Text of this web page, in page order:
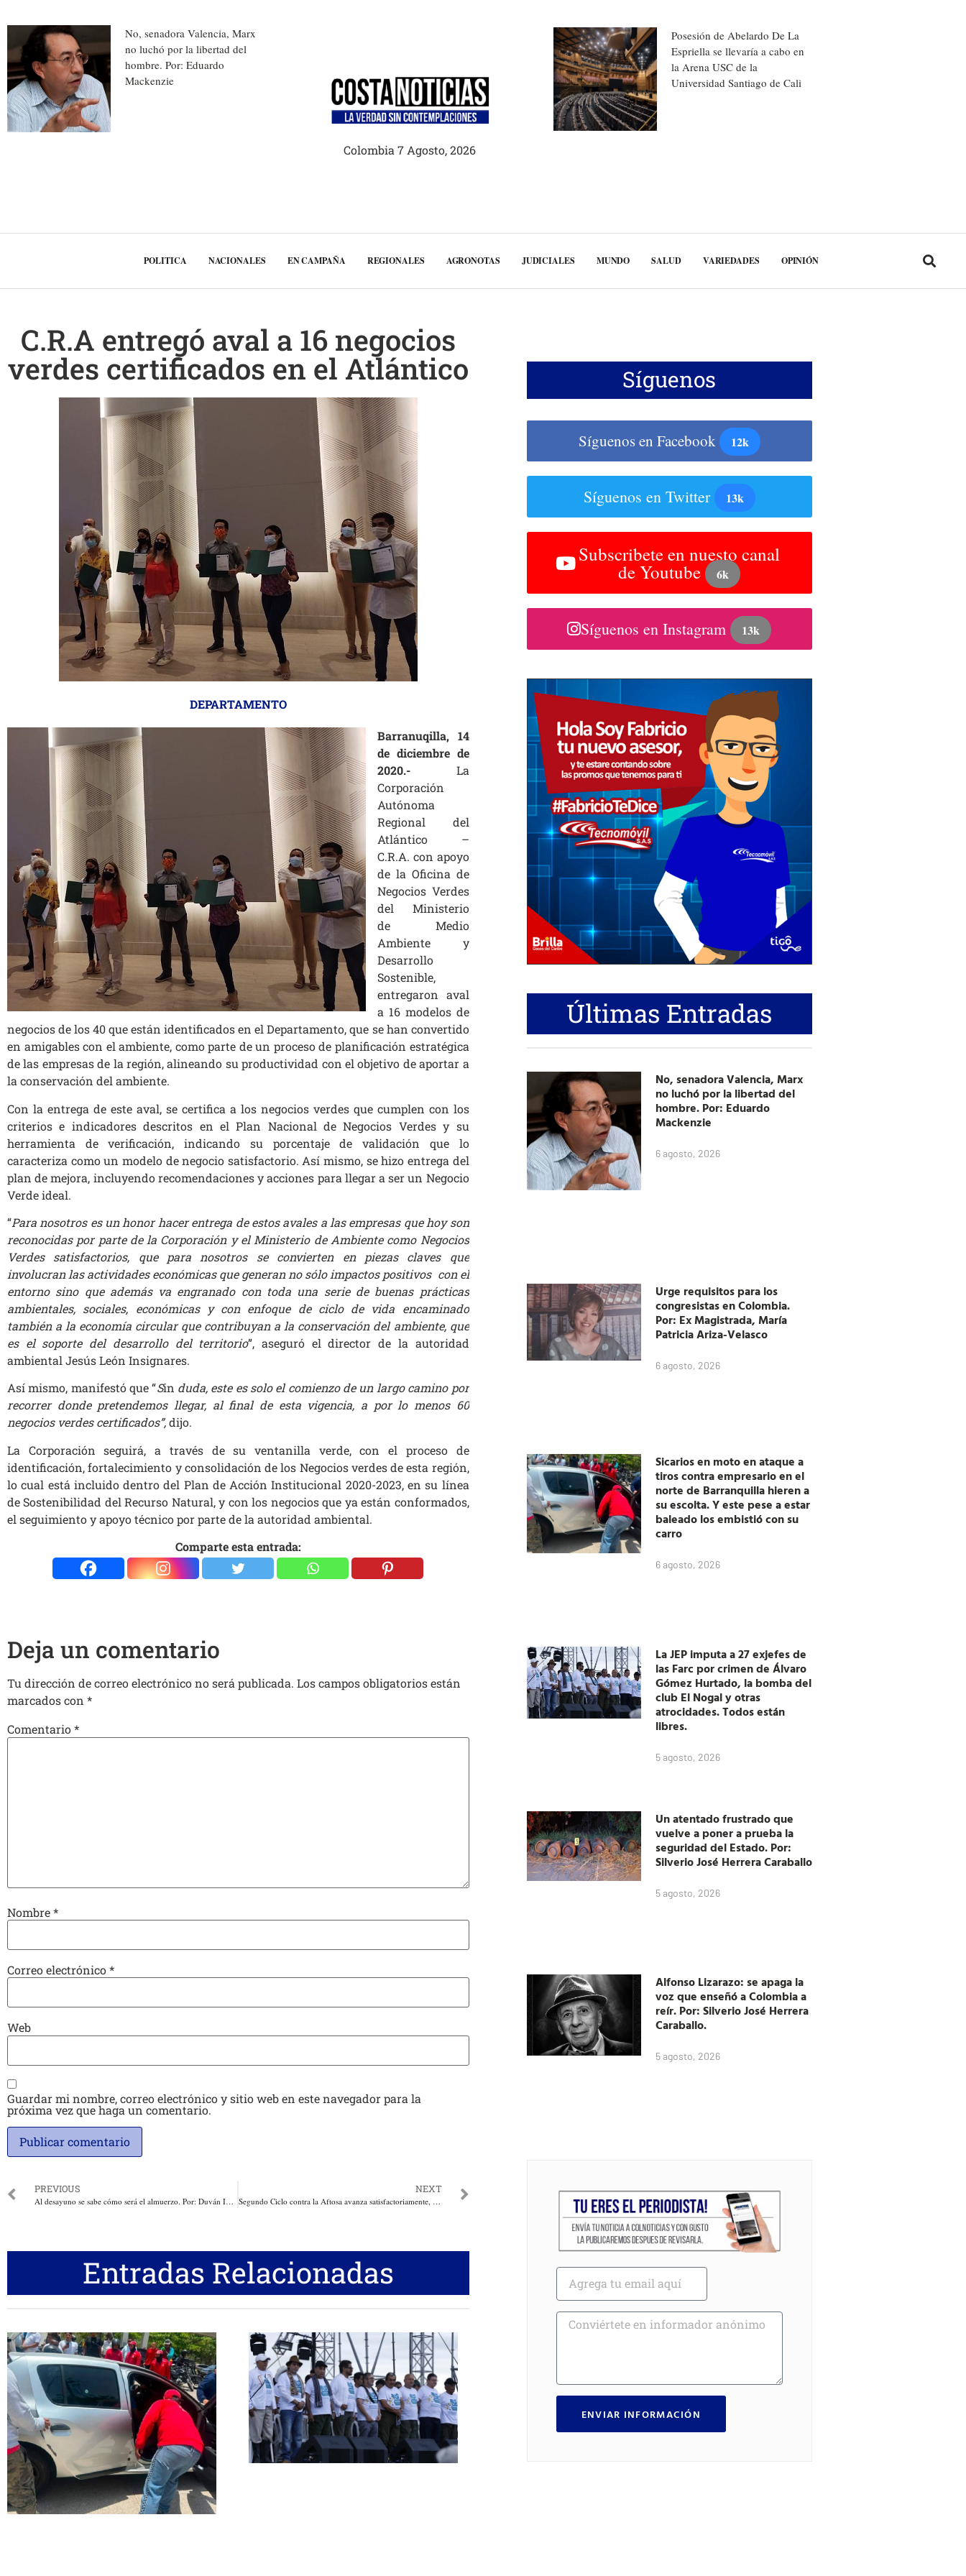
No, senadora Valencia, Marx
no luchó por la libertad del
hombre. Por: Eduardo
Mackenzie
Colombia 7 Agosto, 2026
Posesión de Abelardo De La
Espriella se llevaría a cabo en
la Arena USC de la
Universidad Santiago de Cali
POLITICA NACIONALES EN CAMPAÑA REGIONALES AGRONOTAS JUDICIALES MUNDO SALUD VARIEDADES OPINIÓN
C.R.A entregó aval a 16 negocios
verdes certificados en el Atlántico
DEPARTAMENTO
Barranuqilla, 14
de diciembre de
2020.- La
Corporación
Autónoma
Regional del
Atlántico –
C.R.A. con apoyo
de la Oficina de
Negocios Verdes
del Ministerio
de Medio
Ambiente y
Desarrollo
Sostenible,
entregaron aval
a 16 modelos de
negocios de los 40 que están identificados en el Departamento,que se han convertido
en amigables con el ambiente, como parte de un proceso de planificación estratégica
de las empresas de la región, alineando su productividad con el objetivo de aportar a
la conservación del ambiente.
Con la entrega de este aval, se certifica a los negocios verdes que cumplen con los
criterios e indicadores descritos en el Plan Nacional de Negocios Verdes y su
herramienta de verificación, indicando su porcentaje de validación que lo
caracteriza como un modelo de negocio satisfactorio. Así mismo, se hizo entrega del
plan de mejora, incluyendo recomendaciones y acciones para llegar a ser un Negocio
Verde ideal.
“Para nosotros es un honor hacer entrega de estos avales a las empresas que hoy son
reconocidas por parte de la Corporación y el Ministerio de Ambiente como Negocios
Verdes satisfactorios, que para nosotros se convierten en piezas claves que
involucran las actividades económicas que generan no sólo impactos positivos con el
entorno sino que además va engranado con toda una serie de buenas prácticas
ambientales, sociales, económicas y con enfoque de ciclo de vida encaminado
también a la economía circular que contribuyan a la conservación del ambiente, que
es el soporte del desarrollo del territorio”, aseguró el director de la autoridad
ambiental Jesús León Insignares.
Así mismo, manifestó que “Sin duda, este es solo el comienzo de un largo camino por
recorrer donde pretendemos llegar, al final de esta vigencia, a por lo menos 60
negocios verdes certificados”,dijo.
La Corporación seguirá, a través de su ventanilla verde, con el proceso de
identificación, fortalecimiento y consolidación de los Negocios verdes de esta región,
lo cual está incluido dentro del Plan de Acción Institucional 2020-2023, en su línea
de Sostenibilidad del Recurso Natural, y con los negocios que ya están conformados,
el seguimiento y apoyo técnico por parte de la autoridad ambiental.
Comparte esta entrada:
Deja un comentario
Tu dirección de correo electrónico no será publicada. Los campos obligatorios están
marcados con *
Comentario*
Nombre*
Correo electrónico*
Web
Guardar mi nombre, correo electrónico y sitio web en este navegador para la
próxima vez que haga un comentario.
PREVIOUS
Al desayuno se sabe cómo será el almuerzo. Por: Duván Idárraga
NEXT
Segundo Ciclo contra la Aftosa avanza satisfactoriamente, ya se han vacunado 14,4 millones de bovinos
Entradas Relacionadas
Síguenos
Síguenos en Facebook 12k
Síguenos en Twitter 13k
Subscribete en nuesto canal
de Youtube 6k
Síguenos en Instagram 13k
Últimas Entradas
No, senadora Valencia, Marx
no luchó por la libertad del
hombre. Por: Eduardo
Mackenzie
6 agosto, 2026
Urge requisitos para los
congresistas en Colombia.
Por: Ex Magistrada, María
Patricia Ariza-Velasco
6 agosto, 2026
Sicarios en moto en ataque a
tiros contra empresario en el
norte de Barranquilla hieren a
su escolta. Y este pese a estar
baleado los embistió con su
carro
6 agosto, 2026
La JEP imputa a 27 exjefes de
las Farc por crimen de Álvaro
Gómez Hurtado, la bomba del
club El Nogal y otras
atrocidades. Todos están
libres.
5 agosto, 2026
Un atentado frustrado que
vuelve a poner a prueba la
seguridad del Estado. Por:
Silverio José Herrera Caraballo
5 agosto, 2026
Alfonso Lizarazo: se apaga la
voz que enseñó a Colombia a
reír. Por: Silverio José Herrera
Caraballo.
5 agosto, 2026
ENVIAR INFORMACIÓN